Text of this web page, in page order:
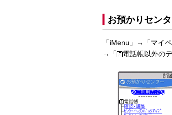
お預かりセン
「iMenu」→「マイ
→「
電話帳以外の